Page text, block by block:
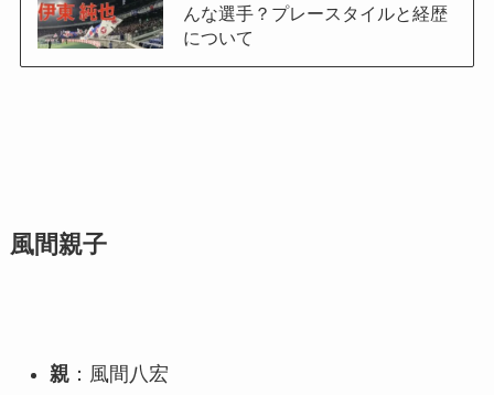
んな選手？プレースタイルと経歴
について
風間親子
親：風間八宏